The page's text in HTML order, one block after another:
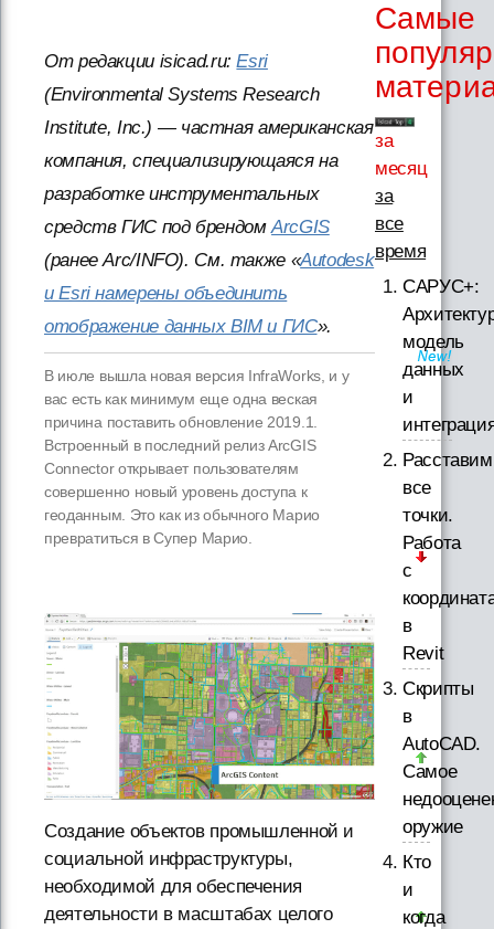
От редакции isicad.ru:Esri
(Environmental Systems Research
Institute, Inc.) — частная американская
компания, специализирующаяся на
разработке инструментальных
средств ГИС под брендомArcGIS
(ранее Arc/INFO). См. также «Autodesk
и Esri намерены объединить
отображение данных BIM и ГИС».
В июле вышла новая версия InfraWorks, и у
вас есть как минимум еще одна веская
причина поставить обновление 2019.1.
Встроенный в последний релиз ArcGIS
Connector открывает пользователям
совершенно новый уровень доступа к
геоданным. Это как из обычного Марио
превратиться в Супер Марио.
Создание объектов промышленной и
социальной инфраструктуры,
необходимой для обеспечения
деятельности в масштабах целого
Самые
за
месяц
за
все
время
САРУС+:
модель
данных
и
Расставим
все
точки.
Работа
с
в
Revit
Скрипты
в
AutoCAD.
Самое
оружие
Кто
и
когда